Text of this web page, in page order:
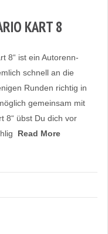
KART 8
8“ ist ein Autorenn-
schnell an die
Runden richtig in
gemeinsam mit
8“ übst Du dich vor
Read More